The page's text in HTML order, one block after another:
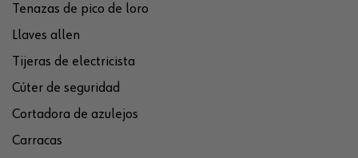
Tenazas de pico de loro
Llaves allen
Tijeras de electricista
Cúter de seguridad
Cortadora de azulejos
Carracas